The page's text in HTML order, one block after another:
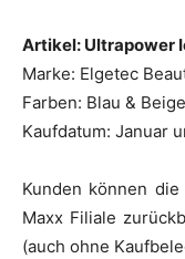
Artikel: Ultrapower
Marke: Elgetec
Farben: Blau & Beige
Kaufdatum: Januar
Kunden können
Maxx Filiale
(auch ohne